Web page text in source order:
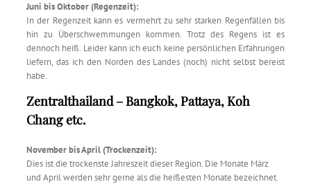
Juni bis Oktober (Regenzeit):
In der Regenzeit kann es vermehrt zu sehr starken Regenfällen bis
hin zu Überschwemmungen kommen. Trotz des Regens ist es
dennoch heiß. Leider kann ich euch keine persönlichen Erfahrungen
liefern, das ich den Norden des Landes (noch) nicht selbst bereist
habe.
Zentralthailand – Bangkok, Pattaya, Koh
Chang etc.
November bis April (Trockenzeit):
Dies ist die trockenste Jahreszeit dieser Region. Die Monate März
und April werden sehr gerne als die heißesten Monate bezeichnet.